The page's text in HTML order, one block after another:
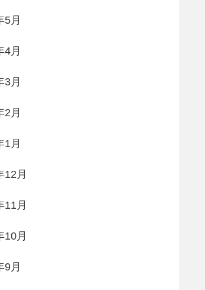
5月
4月
3月
2月
1月
12月
11月
10月
9月